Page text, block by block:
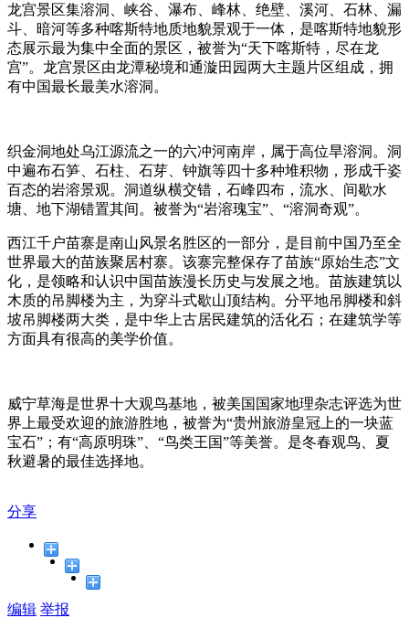
龙宫景区集溶洞、峡谷、瀑布、峰林、绝壁、溪河、石林、漏
斗、暗河等多种喀斯特地质地貌景观于一体，是喀斯特地貌形
态展示最为集中全面的景区，被誉为“天下喀斯特，尽在龙
宫”。龙宫景区由龙潭秘境和通漩田园两大主题片区组成，拥
有中国最长最美水溶洞。
织金洞地处乌江源流之一的六冲河南岸，属于高位旱溶洞。洞
中遍布石笋、石柱、石芽、钟旗等四十多种堆积物，形成千姿
百态的岩溶景观。洞道纵横交错，石峰四布，流水、间歇水
塘、地下湖错置其间。被誉为“岩溶瑰宝”、“溶洞奇观”。
西江千户苗寨是南山风景名胜区的一部分，是目前中国乃至全
世界最大的苗族聚居村寨。该寨完整保存了苗族“原始生态”文
化，是领略和认识中国苗族漫长历史与发展之地。苗族建筑以
木质的吊脚楼为主，为穿斗式歇山顶结构。分平地吊脚楼和斜
坡吊脚楼两大类，是中华上古居民建筑的活化石；在建筑学等
方面具有很高的美学价值。
威宁草海是世界十大观鸟基地，被美国国家地理杂志评选为世
界上最受欢迎的旅游胜地，被誉为“贵州旅游皇冠上的一块蓝
宝石”；有“高原明珠”、“鸟类王国”等美誉。是冬春观鸟、夏
秋避暑的最佳选择地。
分享
编辑 举报